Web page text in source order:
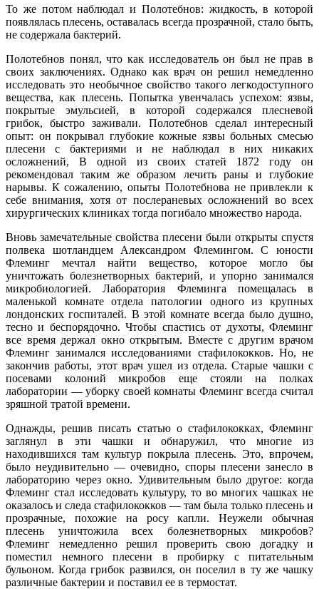
То же потом наблюдал и Полотебнов: жидкость, в которой
появлялась плесень, оставалась всегда прозрачной, стало быть,
не содержала бактерий.
Полотебнов понял, что как исследователь он был не прав в
своих заключениях. Однако как врач он решил немедленно
исследовать это необычное свойство такого легкодоступного
вещества, как плесень. Попытка увенчалась успехом: язвы,
покрытые эмульсией, в которой содержался плесневой
грибок, быстро заживали. Полотебнов сделал интересный
опыт: он покрывал глубокие кожные язвы больных смесью
плесени с бактериями и не наблюдал в них никаких
осложнений, В одной из своих статей 1872 году он
рекомендовал таким же образом лечить раны и глубокие
нарывы. К сожалению, опыты Полотебнова не привлекли к
себе внимания, хотя от послераневых осложнений во всех
хирургических клиниках тогда погибало множество народа.
Вновь замечательные свойства плесени были открыты спустя
полвека шотландцем Александром Флемингом. С юности
Флеминг мечтал найти вещество, которое могло бы
уничтожать болезнетворных бактерий, и упорно занимался
микробиологией. Лаборатория Флеминга помещалась в
маленькой комнате отдела патологии одного из крупных
лондонских госпиталей. В этой комнате всегда было душно,
тесно и беспорядочно. Чтобы спастись от духоты, Флеминг
все время держал окно открытым. Вместе с другим врачом
Флеминг занимался исследованиями стафилококков. Но, не
закончив работы, этот врач ушел из отдела. Старые чашки с
посевами колоний микробов еще стояли на полках
лаборатории — уборку своей комнаты Флеминг всегда считал
зряшной тратой времени.
Однажды, решив писать статью о стафилококках, Флеминг
заглянул в эти чашки и обнаружил, что многие из
находившихся там культур покрыла плесень. Это, впрочем,
было неудивительно — очевидно, споры плесени занесло в
лабораторию через окно. Удивительным было другое: когда
Флеминг стал исследовать культуру, то во многих чашках не
оказалось и следа стафилококков — там была только плесень и
прозрачные, похожие на росу капли. Неужели обычная
плесень уничтожила всех болезнетворных микробов?
Флеминг немедленно решил проверить свою догадку и
поместил немного плесени в пробирку с питательным
бульоном. Когда грибок развился, он поселил в ту же чашку
различные бактерии и поставил ее в термостат.